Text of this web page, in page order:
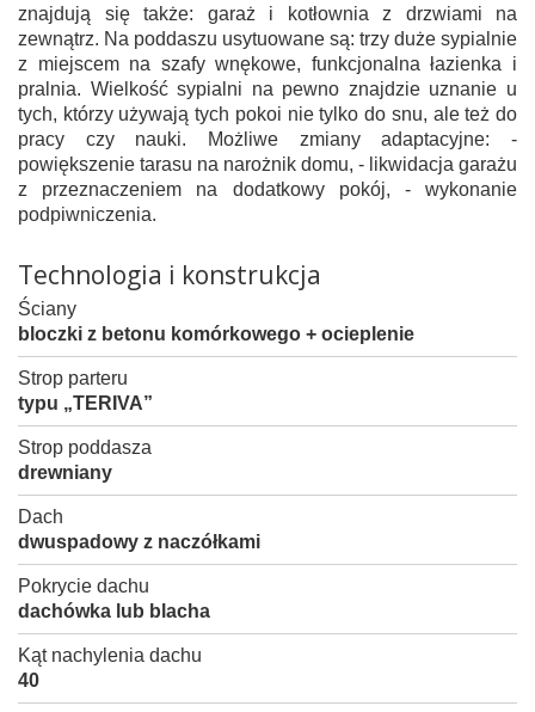
znajdują się także: garaż i kotłownia z drzwiami na
zewnątrz. Na poddaszu usytuowane są: trzy duże sypialnie
z miejscem na szafy wnękowe, funkcjonalna łazienka i
pralnia. Wielkość sypialni na pewno znajdzie uznanie u
tych, którzy używają tych pokoi nie tylko do snu, ale też do
pracy czy nauki. Możliwe zmiany adaptacyjne: -
powiększenie tarasu na narożnik domu, - likwidacja garażu
z przeznaczeniem na dodatkowy pokój, - wykonanie
podpiwniczenia.
Technologia i konstrukcja
Ściany
bloczki z betonu komórkowego + ocieplenie
Strop parteru
typu „TERIVA”
Strop poddasza
drewniany
Dach
dwuspadowy z naczółkami
Pokrycie dachu
dachówka lub blacha
Kąt nachylenia dachu
40